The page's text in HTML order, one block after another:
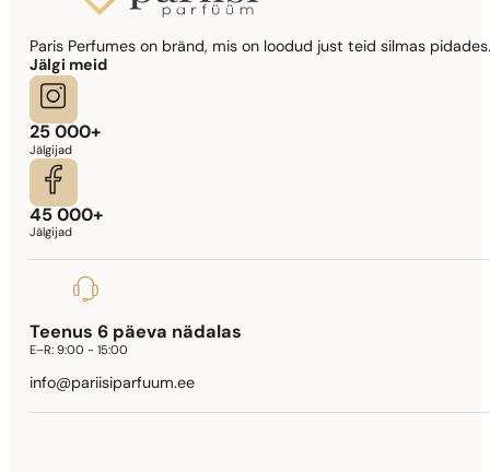
Paris Perfumes on bränd, mis on loodud just teid silmas
Jälgi meid
25 000+
Jälgijad
45 000+
Jälgijad
Teenus 6 päeva nädalas
E–R:9:00 - 15:00
info@pariisiparfuum.ee